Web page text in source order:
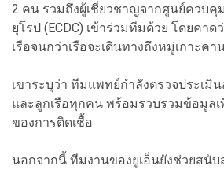
2 คน รวมถึงผู้เชี่ยวชาญจากศูนย์ควบคุ
ยุโรป (ECDC) เข้าร่วมทีมด้วย โดยคา
เรือจนกว่าเรือจะเดินทางถึงหมู่เกาะคา
เขาระบุว่า ทีมแพทย์กำลังตรวจประเมิ
และลูกเรือทุกคน พร้อมรวบรวมข้อมูลเ
ของการติดเชื้อ
นอกจากนี้ ทีมงานของยูเอ็นยังช่วยสนั